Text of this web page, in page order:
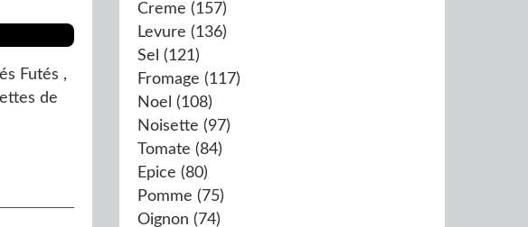
Futés ,
de
Creme (157)
Levure (136)
Sel (121)
Fromage (117)
Noel (108)
Noisette (97)
Tomate (84)
Epice (80)
Pomme (75)
Oignon (74)